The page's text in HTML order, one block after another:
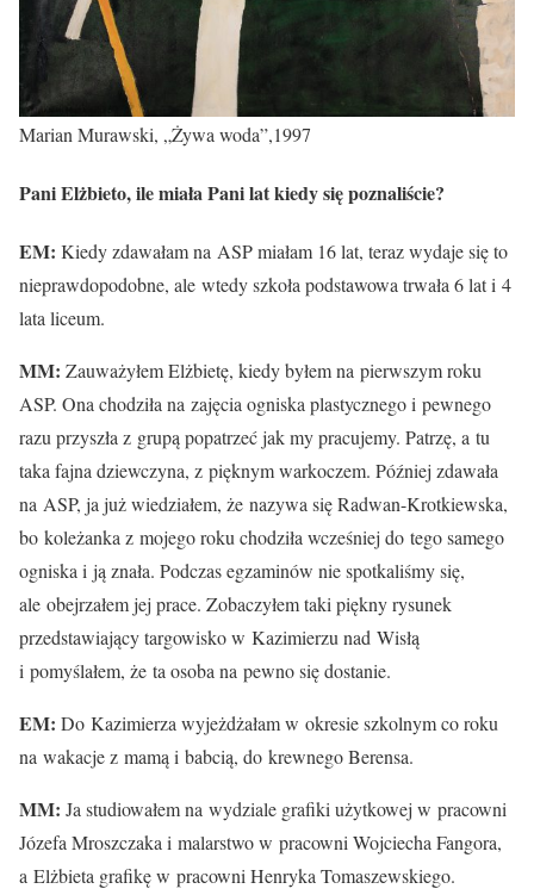
Marian Murawski, „Żywa woda”,1997
Pani Elżbieto, ile miała Pani lat kiedy się poznaliście?
EM: Kiedy zdawałam na ASP miałam 16 lat, teraz wydaje się to
nieprawdopodobne, ale wtedy szkoła podstawowa trwała 6 lat i 4
lata liceum.
MM: Zauważyłem Elżbietę, kiedy byłem na pierwszym roku
ASP. Ona chodziła na zajęcia ogniska plastycznego i pewnego
razu przyszła z grupą popatrzeć jak my pracujemy. Patrzę, a tu
taka fajna dziewczyna, z pięknym warkoczem. Później zdawała
na ASP, ja już wiedziałem, że nazywa się Radwan-Krotkiewska,
bo koleżanka z mojego roku chodziła wcześniej do tego samego
ogniska i ją znała. Podczas egzaminów nie spotkaliśmy się,
ale obejrzałem jej prace. Zobaczyłem taki piękny rysunek
przedstawiający targowisko w Kazimierzu nad Wisłą
i pomyślałem, że ta osoba na pewno się dostanie.
EM: Do Kazimierza wyjeżdżałam w okresie szkolnym co roku
na wakacje z mamą i babcią, do krewnego Berensa.
MM: Ja studiowałem na wydziale grafiki użytkowej w pracowni
Józefa Mroszczaka i malarstwo w pracowni Wojciecha Fangora,
a Elżbieta grafikę w pracowni Henryka Tomaszewskiego.